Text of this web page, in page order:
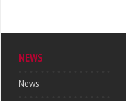
NEWS
News